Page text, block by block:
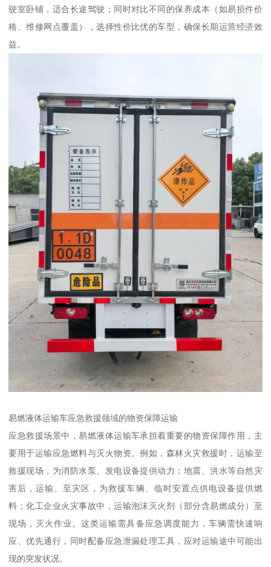
驶室卧铺，适合长途驾驶；同时对比不同的保养成本（如易损件价
格、维修网点覆盖），选择性价比优的车型，确保长期运营经济效
益。​
易燃液体运输车应急救援领域的物资保障运输​
应急救援场景中，易燃液体运输车承担着重要的物资保障作用，主
要用于运输应急燃料与灭火物资。例如，森林火灾救援时，运输至
救援现场，为消防水泵、发电设备提供动力；地震、洪水等自然灾
害后，运输、至灾区，为救援车辆、临时安置点供电设备提供燃
料；化工企业火灾事故中，运输泡沫灭火剂（部分含易燃成分）至
现场，灭火作业。这类运输需具备应急调度能力，车辆需快速响
应、优先通行，同时配备应急泄漏处理工具，应对运输途中可能出
现的突发状况。